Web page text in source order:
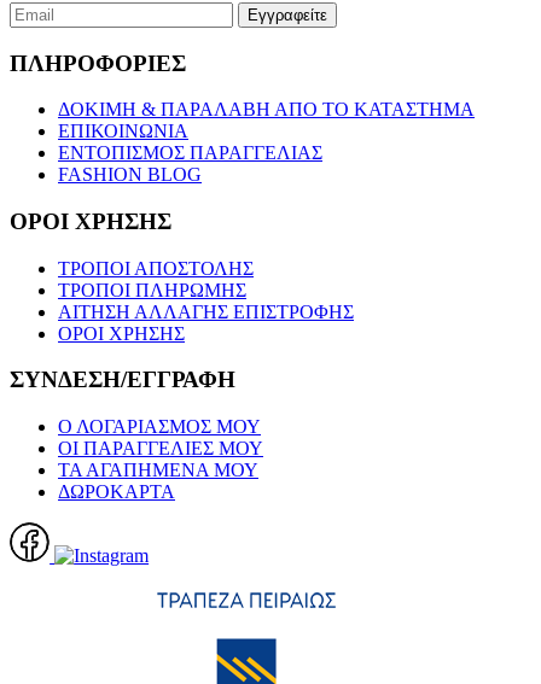
ΠΛΗΡΟΦΟΡΙΕΣ
ΔΟΚΙΜΗ & ΠΑΡΑΛΑΒΗ ΑΠΟ ΤΟ ΚΑΤΑΣΤΗΜΑ
ΕΠΙΚΟΙΝΩΝΙΑ
ΕΝΤΟΠΙΣΜΟΣ ΠΑΡΑΓΓΕΛΙΑΣ
FASHION BLOG
ΟΡΟΙ ΧΡΗΣΗΣ
ΤΡΟΠΟΙ ΑΠΟΣΤΟΛΗΣ
ΤΡΟΠΟΙ ΠΛΗΡΩΜΗΣ
ΑΙΤΗΣΗ ΑΛΛΑΓΗΣ ΕΠΙΣΤΡΟΦΗΣ
ΟΡΟΙ ΧΡΗΣΗΣ
ΣΥΝΔΕΣΗ/ΕΓΓΡΑΦΗ
Ο ΛΟΓΑΡΙΑΣΜΟΣ ΜΟΥ
ΟΙ ΠΑΡΑΓΓΕΛΙΕΣ ΜΟΥ
ΤΑ ΑΓΑΠΗΜΕΝΑ ΜΟΥ
ΔΩΡΟΚΑΡΤΑ